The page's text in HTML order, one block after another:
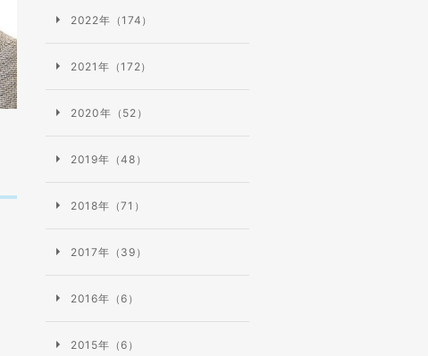
2022年（174）
2021年（172）
2020年（52）
2019年（48）
2018年（71）
2017年（39）
2016年（6）
2015年（6）